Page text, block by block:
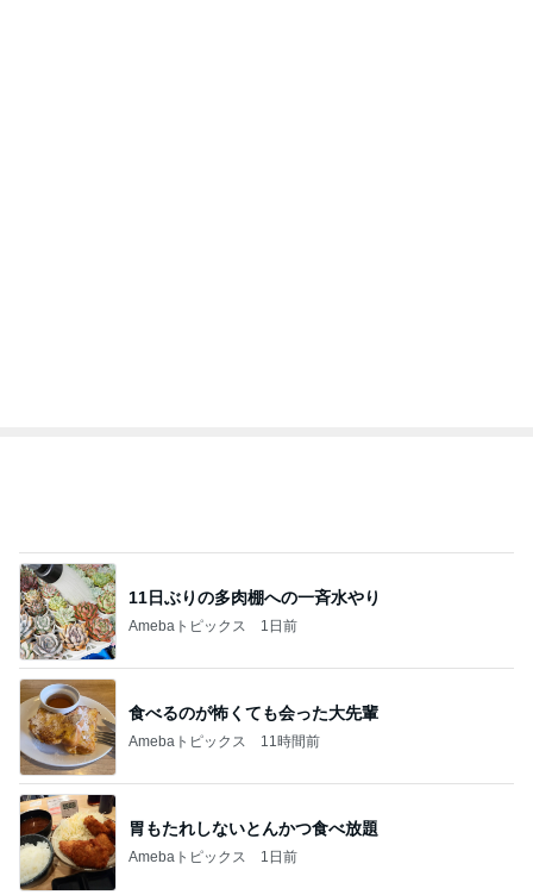
11日ぶりの多肉棚への一斉水やり
Amebaトピックス 1日前
食べるのが怖くても会った大先輩
Amebaトピックス 11時間前
胃もたれしないとんかつ食べ放題
Amebaトピックス 1日前